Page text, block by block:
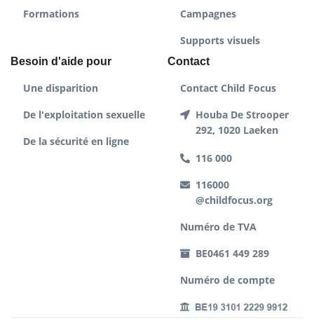
Formations
Campagnes
Supports visuels
Besoin d'aide pour
Une disparition
De l'exploitation sexuelle
De la sécurité en ligne
Contact
Contact Child Focus
Houba De Strooper
292, 1020 Laeken
116 000
116000
@childfocus.org
Numéro de TVA
BE0461 449 289
Numéro de compte